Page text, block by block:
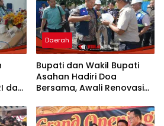
dan
Daerah
Bupati dan Wakil Bupati
Asahan Hadiri Doa
Bersama, Awali Renovasi